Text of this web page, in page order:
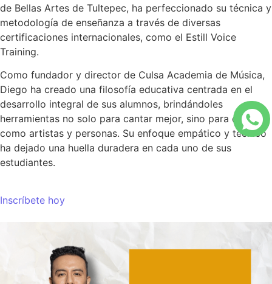
de Bellas Artes de Tultepec, ha perfeccionado su técnica y
metodología de enseñanza a través de diversas
certificaciones internacionales, como el Estill Voice
Training.
Como fundador y director de Culsa Academia de Música,
Diego ha creado una filosofía educativa centrada en el
desarrollo integral de sus alumnos, brindándoles
herramientas no solo para cantar mejor, sino para crecer
como artistas y personas. Su enfoque empático y técnico
ha dejado una huella duradera en cada uno de sus
estudiantes.
Inscríbete hoy